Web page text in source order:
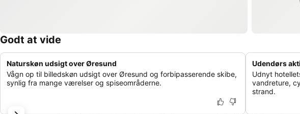
Godt at vide
Naturskøn udsigt over Øresund
Vågn op til billedskøn udsigt over Øresund og forbipasserende skibe,
synlig fra mange værelser og spiseområderne.
Udendørs
Udnyt
vandreture,
strand.